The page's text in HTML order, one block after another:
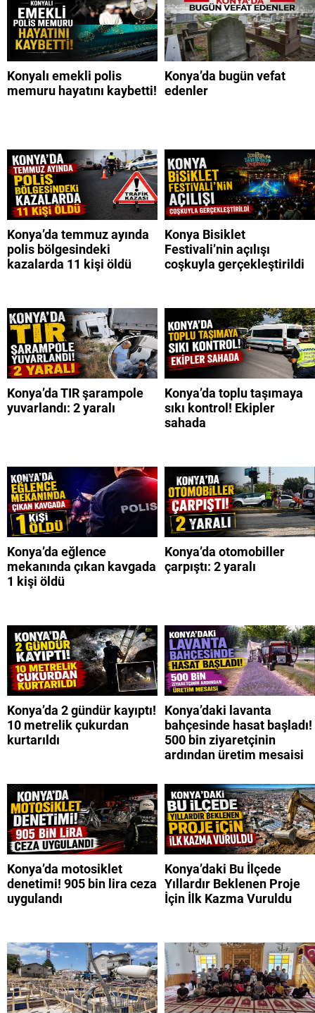
Konyalı emekli polis
memuru hayatını kaybetti!
Konya’da bugün vefat
edenler
Konya’da temmuz ayında
polis bölgesindeki
kazalarda 11 kişi öldü
Konya Bisiklet
Festivali’nin açılışı
coşkuyla gerçekleştirildi
Konya’da TIR şarampole
yuvarlandı: 2 yaralı
Konya’da toplu taşımaya
sıkı kontrol! Ekipler
sahada
Konya’da eğlence
mekanında çıkan kavgada
1 kişi öldü
Konya’da otomobiller
çarpıştı: 2 yaralı
Konya’da 2 gündür kayıptı!
10 metrelik çukurdan
kurtarıldı
Konya’daki lavanta
bahçesinde hasat başladı!
500 bin ziyaretçinin
ardından üretim mesaisi
Konya’da motosiklet
denetimi! 905 bin lira ceza
uygulandı
Konya’daki Bu İlçede
Yıllardır Beklenen Proje
İçin İlk Kazma Vuruldu